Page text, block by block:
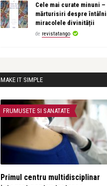
Cele mai curate minuni –
mărturisiri despre
miracolele divinității
de revistatango
MAKE IT SIMPLE
FRUMUSETE SI SANATATE
Primul centru multidisciplinar